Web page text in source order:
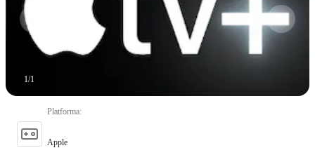
1/1
Platforma:
Apple